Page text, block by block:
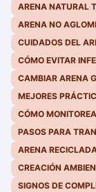
ARENA NATURAL
ARENA NO
CUIDADOS DEL
CÓMO EVITAR
CAMBIAR ARENA
MEJORES
CÓMO
PASOS PARA
ARENA
CREACIÓN
SIGNOS DE